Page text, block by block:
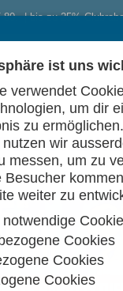
80.- | bis zu 25%
0
Startseite
ist uns
verwendet
um dir
zu
wir
messen, um zu
Besucher
weiter zu
notwendige
Cookies
Cookies
Cookies